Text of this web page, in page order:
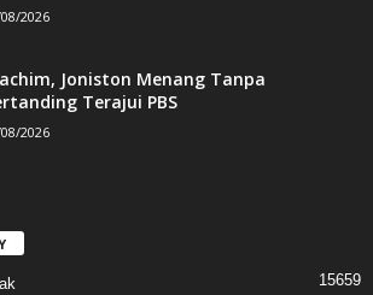
2026
Joniston Menang Tanpa
Terajui PBS
2026
15659